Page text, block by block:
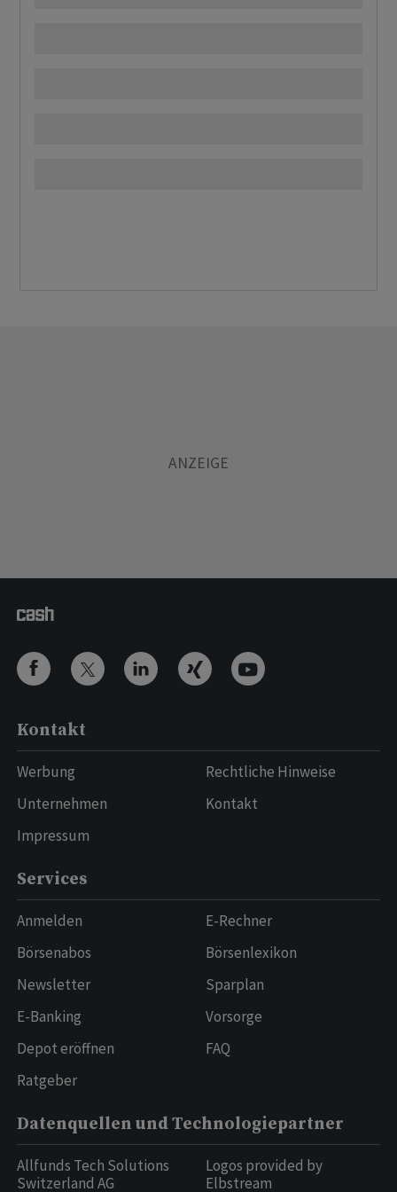
Kontakt
Werbung
Unternehmen
Impressum
Rechtliche Hinweise
Kontakt
Services
Anmelden
Börsenabos
Newsletter
E-Banking
Depot eröffnen
Ratgeber
E-Rechner
Börsenlexikon
Sparplan
Vorsorge
FAQ
Datenquellen und Technologiepartner
Allfunds Tech Solutions
Switzerland AG
Logos provided by
Elbstream